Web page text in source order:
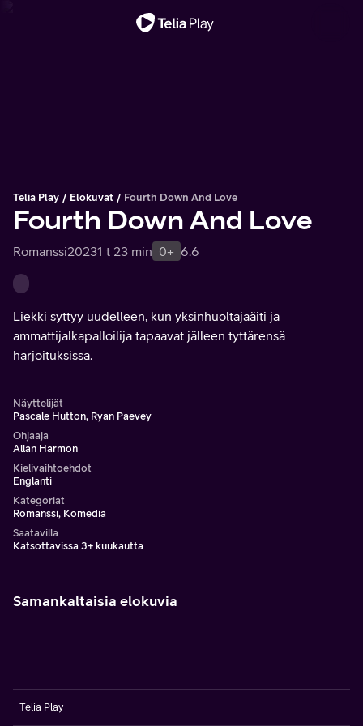
Telia Play Elokuvat Fourth Down And Love
Fourth Down And Love
Romanssi20231 t 23 min 0+ 6.6
Liekki syttyy uudelleen, kun yksinhuoltajaäiti ja
ammattijalkapalloilija tapaavat jälleen tyttärensä
harjoituksissa.
Näyttelijät
Pascale Hutton, Ryan Paevey
Ohjaaja
Allan Harmon
Kielivaihtoehdot
Englanti
Kategoriat
Romanssi, Komedia
Saatavilla
Katsottavissa 3+ kuukautta
Samankaltaisia elokuvia
Telia Play